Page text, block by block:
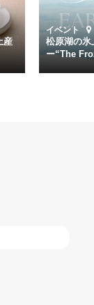
じ過ちを繰り返す
守りたいと願っ
の記憶が薄れゆく
雪風 YUKIKAZE』
産
イベント
松原湖の氷
ー“The